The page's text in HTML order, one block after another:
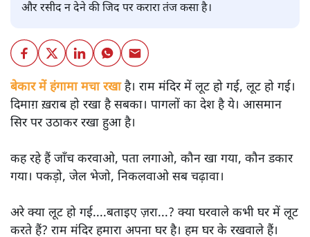
और रसीद न देने की जिद पर करारा तंज कसा है।
बेकार में हंगामा मचा रखाहै। राम मंदिर में लूट हो गई, लूट हो गई।
दिमाग़ ख़राब हो रखा है सबका। पागलों का देश है ये। आसमान
सिर पर उठाकर रखा हुआ है।
कह रहे हैं जाँच करवाओ, पता लगाओ, कौन खा गया, कौन डकार
गया। पकड़ो, जेल भेजो, निकलवाओ सब चढ़ावा।
अरे क्या लूट हो गई....बताइए ज़रा...? क्या घरवाले कभी घर में लूट
करते हैं? राम मंदिर हमारा अपना घर है। हम घर के रखवाले हैं।